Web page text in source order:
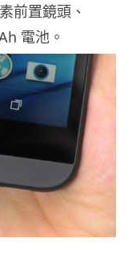
前置鏡頭、
電池。